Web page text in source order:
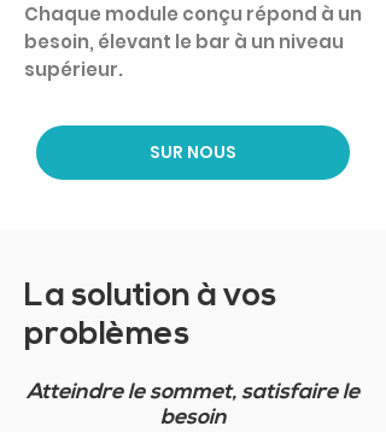
Chaque module conçu répond à un
besoin, élevant le bar à un niveau
supérieur.
SUR NOUS
La solution à vos
problèmes
Atteindre le sommet, satisfaire le
besoin